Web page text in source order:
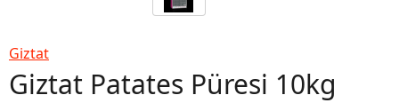
Giztat
Giztat Patates Püresi 10kg